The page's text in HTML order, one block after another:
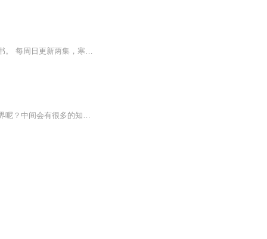
国王和僵尸王合成了一片土地，之后主人公史蒂夫带队去挖矿，打败了末影龙，夺回了附魔书。 每周日更新两集，寒暑假时加快更新。
在主世界里，史蒂夫自然的出现了。可是可是主世界却陷入了灾难。史蒂夫该怎样拯救主世界呢？中间会有很多的知识， 最终史蒂夫终于战胜了敌人，让主世界里的生物安居乐业